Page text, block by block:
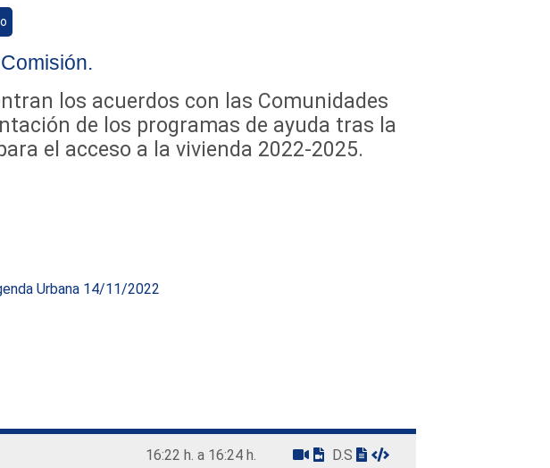
los acuerdos con las Comunidades
de los programas de ayuda tras la
el acceso a la vivienda 2022-2025.
Urbana 14/11/2022
16:22 h. a 16:24 h. D.S